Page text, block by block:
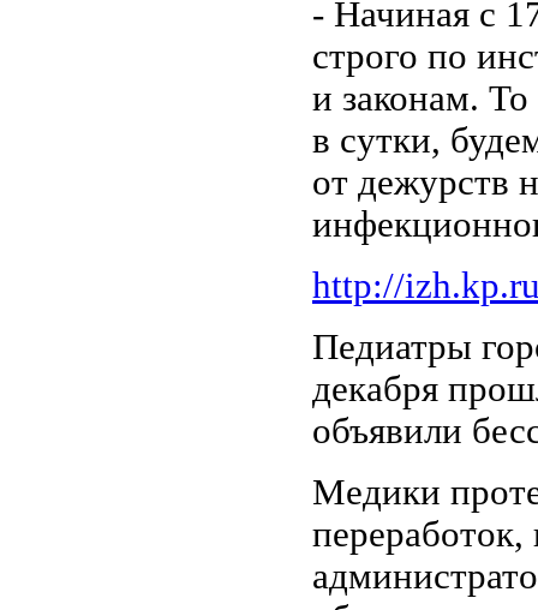
- Начиная с
строго по
и законам.
в сутки,
от дежурств
http://
Педиатры
декабря
объявили
Медики